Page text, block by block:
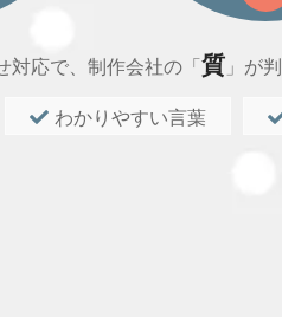
対応で、制作会社の「質」が
わかりやすい言葉